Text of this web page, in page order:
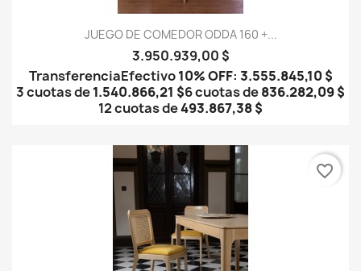
JUEGO DE COMEDOR ODDA 160 +...
3.950.939,00 $
TransferenciaEfectivo10% OFF: 3.555.845,10 $
3 cuotas de1.540.866,21 $6 cuotas de836.282,09 $
12 cuotas de493.867,38 $
favorite_border